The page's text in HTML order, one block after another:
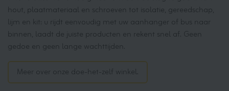
hout, plaatmateriaal en schroeven tot isolatie, gereedschap,
lijm en kit: u rijdt eenvoudig met uw aanhanger of bus naar
binnen, laadt de juiste producten en rekent snel af. Geen
gedoe en geen lange wachttijden.
Meer over onze doe-het-zelf winkel.